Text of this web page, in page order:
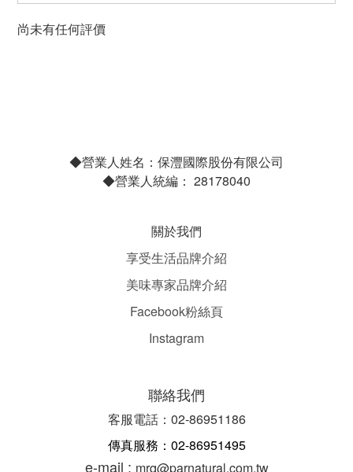
尚未有任何評價
◆營業人姓名：保灃國際股份有限公司
◆營業人統編： 28178040
關於我們
享受生活品牌介紹
美味專家品牌介紹
Facebook粉絲頁
Instagram
聯絡我們
客服電話：02-86951186
傳真服務：02-86951495
e-mail : mrq@parnatural.com.tw